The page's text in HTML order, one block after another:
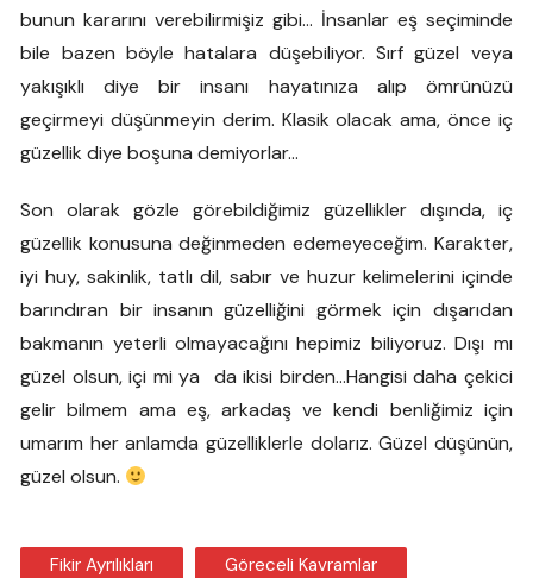
bunun kararını verebilirmişiz gibi… İnsanlar eş seçiminde
bile bazen böyle hatalara düşebiliyor. Sırf güzel veya
yakışıklı diye bir insanı hayatınıza alıp ömrünüzü
geçirmeyi düşünmeyin derim. Klasik olacak ama, önce iç
güzellik diye boşuna demiyorlar…
Son olarak gözle görebildiğimiz güzellikler dışında, iç
güzellik konusuna değinmeden edemeyeceğim. Karakter,
iyi huy, sakinlik, tatlı dil, sabır ve huzur kelimelerini içinde
barındıran bir insanın güzelliğini görmek için dışarıdan
bakmanın yeterli olmayacağını hepimiz biliyoruz. Dışı mı
güzel olsun, içi mi ya da ikisi birden…Hangisi daha çekici
gelir bilmem ama eş, arkadaş ve kendi benliğimiz için
umarım her anlamda güzelliklerle dolarız. Güzel düşünün,
güzel olsun.
Fikir Ayrılıkları Göreceli Kavramlar